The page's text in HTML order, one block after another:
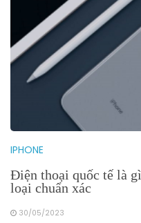
IPHONE
Điện thoại quốc tế là
loại chuẩn xác
30/05/2023